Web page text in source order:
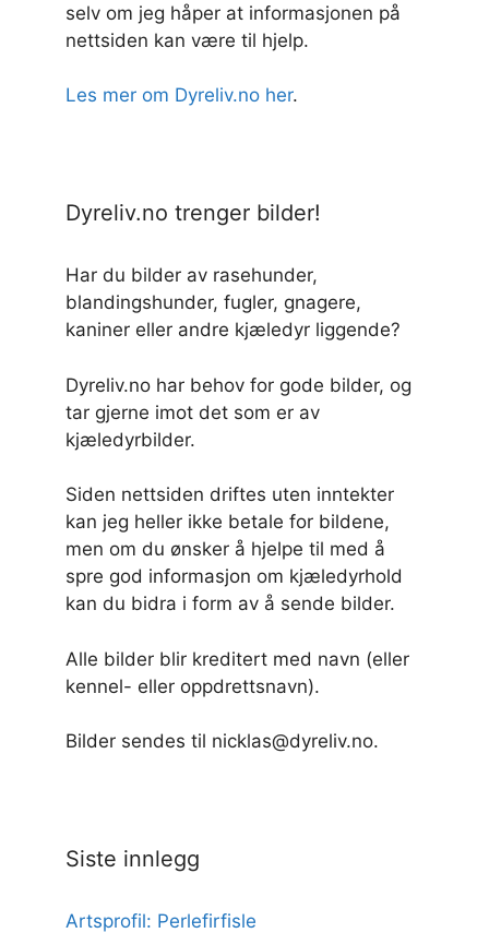
selv om jeg håper at informasjonen på
nettsiden kan være til hjelp.
Les mer om Dyreliv.no her.
Dyreliv.no trenger bilder!
Har du bilder av rasehunder,
blandingshunder, fugler, gnagere,
kaniner eller andre kjæledyr liggende?
Dyreliv.no har behov for gode bilder, og
tar gjerne imot det som er av
kjæledyrbilder.
Siden nettsiden driftes uten inntekter
kan jeg heller ikke betale for bildene,
men om du ønsker å hjelpe til med å
spre god informasjon om kjæledyrhold
kan du bidra i form av å sende bilder.
Alle bilder blir kreditert med navn (eller
kennel- eller oppdrettsnavn).
Bilder sendes til nicklas@dyreliv.no.
Siste innlegg
Artsprofil: Perlefirfisle